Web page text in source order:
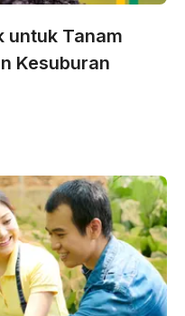
untuk Tanam
Kesuburan